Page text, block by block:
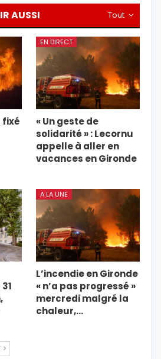
Tout
AUSSI
fixé
EN DIRECT
« Un geste de
solidarité » : Lecornu
appelle à aller en
vacances en Gironde
A LA UNE
L’incendie en Gironde
« n’a pas progressé »
mercredi malgré la
chaleur,…